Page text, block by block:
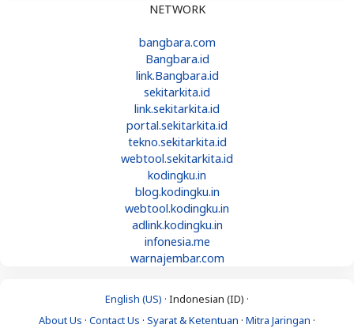
NETWORK
bangbara.com
Bangbara.id
link.Bangbara.id
sekitarkita.id
link.sekitarkita.id
portal.sekitarkita.id
tekno.sekitarkita.id
webtool.sekitarkita.id
kodingku.in
blog.kodingku.in
webtool.kodingku.in
adlink.kodingku.in
infonesia.me
warnajembar.com
English (US) · Indonesian (ID) ·
About Us · Contact Us · Syarat & Ketentuan · Mitra Jaringan ·